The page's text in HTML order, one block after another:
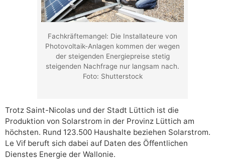
Fachkräftemangel: Die Installateure von
Photovoltaik-Anlagen kommen der wegen
der steigenden Energiepreise stetig
steigenden Nachfrage nur langsam nach.
Foto: Shutterstock
Trotz Saint-Nicolas und der Stadt Lüttich ist die
Produktion von Solarstrom in der Provinz Lüttich am
höchsten. Rund 123.500 Haushalte beziehen Solarstrom.
Le Vif beruft sich dabei auf Daten des Öffentlichen
Dienstes Energie der Wallonie.